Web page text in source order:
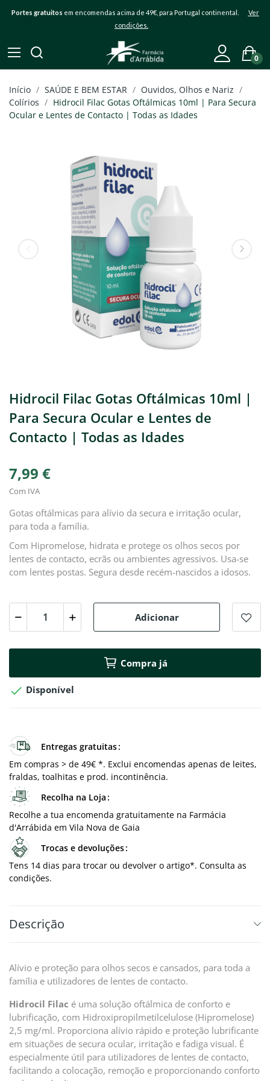
Portes gratuitos em encomendas acima de 49€, para Portugal continental. Ver
condições.
0
Início SAÚDE E BEM ESTAR
Ouvidos, Olhos e Nariz
Colírios
Hidrocil Filac Gotas Oftálmicas 10ml | Para Secura
Ocular e Lentes de Contacto | Todas as Idades
Hidrocil Filac Gotas Oftálmicas 10ml |
Para Secura Ocular e Lentes de
Contacto | Todas as Idades
7,99 €
Com IVA
Gotas oftálmicas para alívio da secura e irritação ocular,
para toda a família.
Com Hipromelose, hidrata e protege os olhos secos por
lentes de contacto, ecrãs ou ambientes agressivos. Usa-se
com lentes postas. Segura desde recém-nascidos a idosos.
Adicionar
Compra já
 Disponível
Entregas gratuitas
Em compras > de 49€ *. Exclui encomendas apenas de leites,
fraldas, toalhitas e prod. incontinência.
Recolha na Loja
Recolhe a tua encomenda gratuitamente na Farmácia
d'Arrábida em Vila Nova de Gaia
Trocas e devoluções
Tens 14 dias para trocar ou devolver o artigo*. Consulta as
condições.
Descrição
Alívio e proteção para olhos secos e cansados, para toda a
família e utilizadores de lentes de contacto.
Hidrocil Filac é uma solução oftálmica de conforto e
lubrificação, com Hidroxipropilmetilcelulose (Hipromelose)
2,5 mg/ml. Proporciona alívio rápido e proteção lubrificante
em situações de secura ocular, irritação e fadiga visual. É
especialmente útil para utilizadores de lentes de contacto,
facilitando a colocação, remoção e proporcionando conforto